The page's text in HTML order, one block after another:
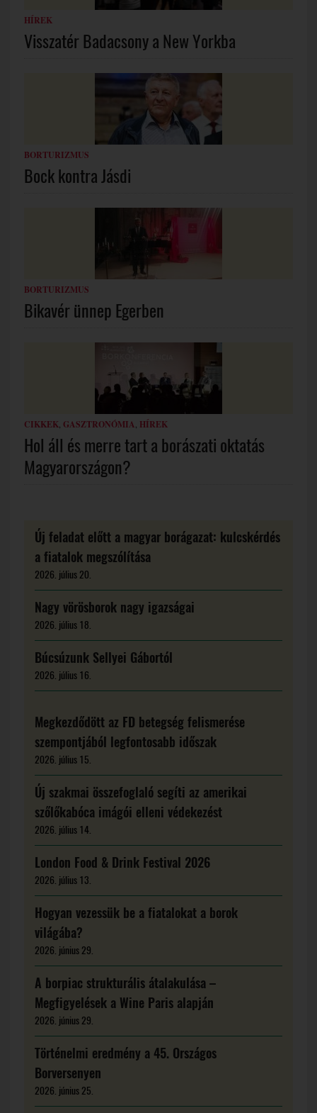
HÍREK
Visszatér Badacsony a New Yorkba
BORTURIZMUS
Bock kontra Jásdi
BORTURIZMUS
Bikavér ünnep Egerben
CIKKEK GASZTRONÓMIA HÍREK
Hol áll és merre tart a borászati oktatás
Magyarországon?
Új feladat előtt a magyar borágazat: kulcskérdés
a fiatalok megszólítása
2026. július 20.
Nagy vörösborok nagy igazságai
2026. július 18.
Búcsúzunk Sellyei Gábortól
2026. július 16.
Megkezdődött az FD betegség felismerése
szempontjából legfontosabb időszak
2026. július 15.
Új szakmai összefoglaló segíti az amerikai
szőlőkabóca imágói elleni védekezést
2026. július 14.
London Food & Drink Festival 2026
2026. július 13.
Hogyan vezessük be a fiatalokat a borok
világába?
2026. június 29.
A borpiac strukturális átalakulása –
Megfigyelések a Wine Paris alapján
2026. június 29.
Történelmi eredmény a 45. Országos
Borversenyen
2026. június 25.